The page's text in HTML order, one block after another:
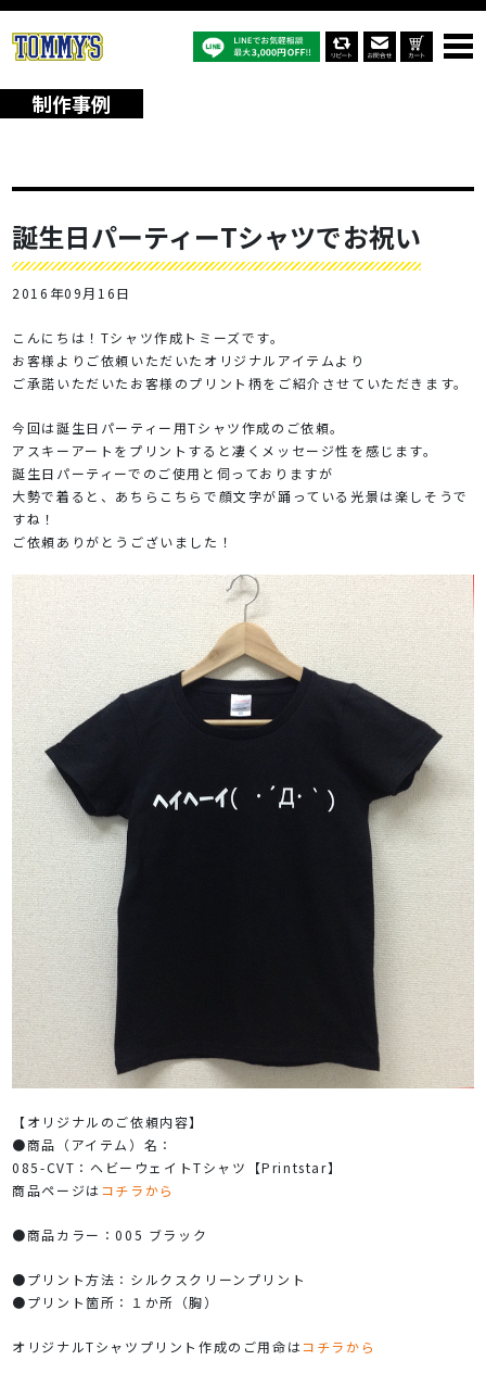
誕生日パーティーTシャツでお祝い
制作事例
誕生日パーティーTシャツでお祝い
2016年09月16日
こんにちは！Tシャツ作成トミーズです。
お客様よりご依頼いただいたオリジナルアイテムより
ご承諾いただいたお客様のプリント柄をご紹介させていただきます。
今回は誕生日パーティー用Tシャツ作成のご依頼。
アスキーアートをプリントすると凄くメッセージ性を感じます。
誕生日パーティーでのご使用と伺っておりますが
大勢で着ると、あちらこちらで顔文字が踊っている光景は楽しそうで
すね！
ご依頼ありがとうございました！
【オリジナルのご依頼内容】
●商品（アイテム）名：
085-CVT：ヘビーウェイトTシャツ【Printstar】
商品ページはコチラから
●商品カラー：005 ブラック
●プリント方法：シルクスクリーンプリント
●プリント箇所：１か所（胸）
オリジナルTシャツプリント作成のご用命はコチラから